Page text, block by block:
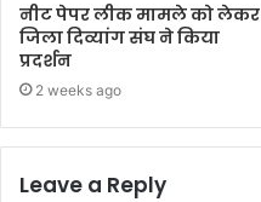
नीट पेपर लीक मामले को लेकर
जिला दिव्यांग संघ ने किया
प्रदर्शन
2 weeks ago
Leave a Reply